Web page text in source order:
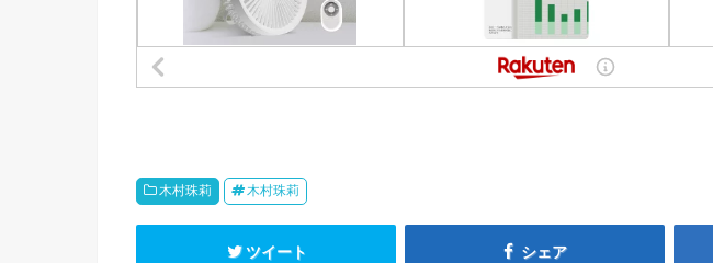
木村珠莉 木村珠莉
ツイート シェア